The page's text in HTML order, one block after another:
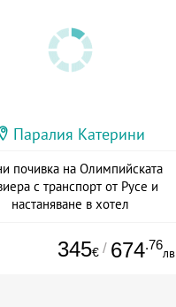
Паралия Катерини
почивка на Олимпийската
с транспорт от Русе и
настаняване в хотел
345€ / 674.76
лв.